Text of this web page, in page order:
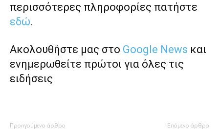
περισσότερες πληροφορίες πατήστε
εδώ.
Ακολουθήστε μας στο Google News και
ενημερωθείτε πρώτοι για όλες τις
ειδήσεις
Προηγούμενο άρθρο Επόμενο άρθρο